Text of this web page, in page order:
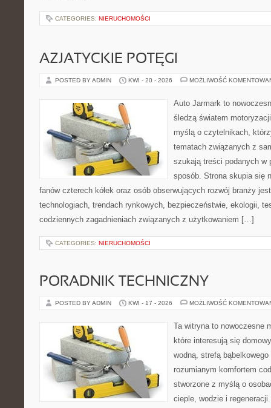
CATEGORIES: NIERUCHOMOŚCI
AZJATYCKIE POTĘGI
POSTED BY ADMIN KWI - 20 - 2026 MOŻLIWOŚĆ
Auto Jarmark to
śledzą światem
myślą o czytelnikach,
tematach związanych z
szukają treści podanych w
sposób. Strona skupia się
fanów czterech kółek oraz osób obserwujących rozwój branży
technologiach, trendach rynkowych, bezpieczeństwie, ekologii,
codziennych zagadnieniach związanych z użytkowaniem […]
CATEGORIES: NIERUCHOMOŚCI
PORADNIK TECHNICZNY
POSTED BY ADMIN KWI - 17 - 2026 MOŻLIWOŚĆ
Ta witryna to nowoczesne
które interesują się
wodną, strefą
rozumianym komfortem
stworzone z myślą o
cieple, wodzie i